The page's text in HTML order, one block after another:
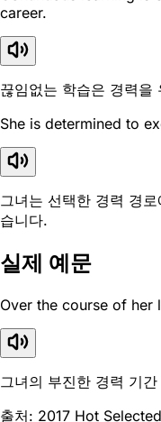
career.
끊임없는 학습은 경력을
She is determined to
그녀는 선택한 경력 경
습니다.
실제 예문
Over the course of her
그녀의 부진한 경력 기
출처: 2017 Hot